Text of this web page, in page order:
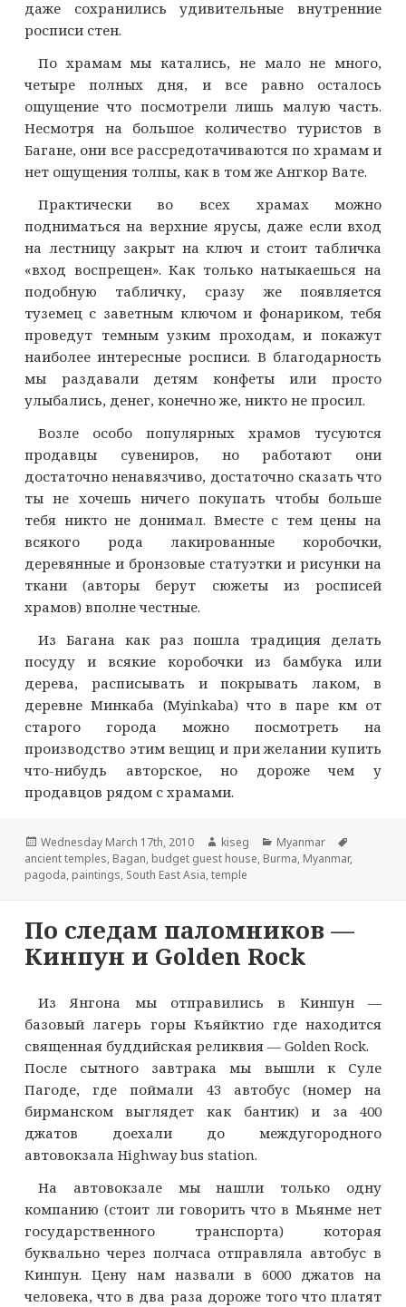
даже сохранились удивительные внутренние
росписи стен.
По храмам мы катались, не мало не много,
четыре полных дня, и все равно осталось
ощущение что посмотрели лишь малую часть.
Несмотря на большое количество туристов в
Багане, они все рассредотачиваются по храмам и
нет ощущения толпы, как в том же Ангкор Вате.
Практически во всех храмах можно
подниматься на верхние ярусы, даже если вход
на лестницу закрыт на ключ и стоит табличка
«вход воспрещен». Как только натыкаешься на
подобную табличку, сразу же появляется
туземец с заветным ключом и фонариком, тебя
проведут темным узким проходам, и покажут
наиболее интересные росписи. В благодарность
мы раздавали детям конфеты или просто
улыбались, денег, конечно же, никто не просил.
Возле особо популярных храмов тусуются
продавцы сувениров, но работают они
достаточно ненавязчиво, достаточно сказать что
ты не хочешь ничего покупать чтобы больше
тебя никто не донимал. Вместе с тем цены на
всякого рода лакированные коробочки,
деревянные и бронзовые статуэтки и рисунки на
ткани (авторы берут сюжеты из росписей
храмов) вполне честные.
Из Багана как раз пошла традиция делать
посуду и всякие коробочки из бамбука или
дерева, расписывать и покрывать лаком, в
деревне Минкаба (Myinkaba) что в паре км от
старого города можно посмотреть на
производство этим вещиц и при желании купить
что-нибудь авторское, но дороже чем у
продавцов рядом с храмами.
Опубликовано
Wednesday March 17th, 2010 Автор
kiseg Рубрики
Myanmar
ancient temples, Bagan, budget guest house, Burma, Myanmar,
pagoda, paintings, South East Asia,temple
По следам паломников —
Кинпун и Golden Rock
Из Янгона мы отправились в Кинпун —
базовый лагерь горы Къяйктио где находится
священная буддийская реликвия — Golden Rock.
После сытного завтрака мы вышли к Суле
Пагоде, где поймали 43 автобус (номер на
бирманском выглядет как бантик) и за 400
джатов доехали до междугородного
автовокзала Highway bus station.
На автовокзале мы нашли только одну
компанию (стоит ли говорить что в Мьянме нет
государственного транспорта) которая
буквально через полчаса отправляла автобус в
Кинпун. Цену нам назвали в 6000 джатов на
человека, что в два раза дороже того что платят